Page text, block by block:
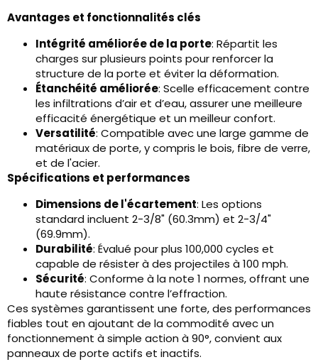
Avantages et fonctionnalités clés
Intégrité améliorée de la porte: Répartit les
charges sur plusieurs points pour renforcer la
structure de la porte et éviter la déformation.
Étanchéité améliorée: Scelle efficacement contre
les infiltrations d’air et d’eau, assurer une meilleure
efficacité énergétique et un meilleur confort.
Versatilité: Compatible avec une large gamme de
matériaux de porte, y compris le bois, fibre de verre,
et de l'acier.
Spécifications et performances
Dimensions de l'écartement: Les options
standard incluent 2-3/8" (60.3mm) et 2-3/4"
(69.9mm).
Durabilité: Évalué pour plus 100,000 cycles et
capable de résister à des projectiles à 100 mph.
Sécurité: Conforme à la note 1 normes, offrant une
haute résistance contre l’effraction.
Ces systèmes garantissent une forte, des performances
fiables tout en ajoutant de la commodité avec un
fonctionnement à simple action à 90°, convient aux
panneaux de porte actifs et inactifs.